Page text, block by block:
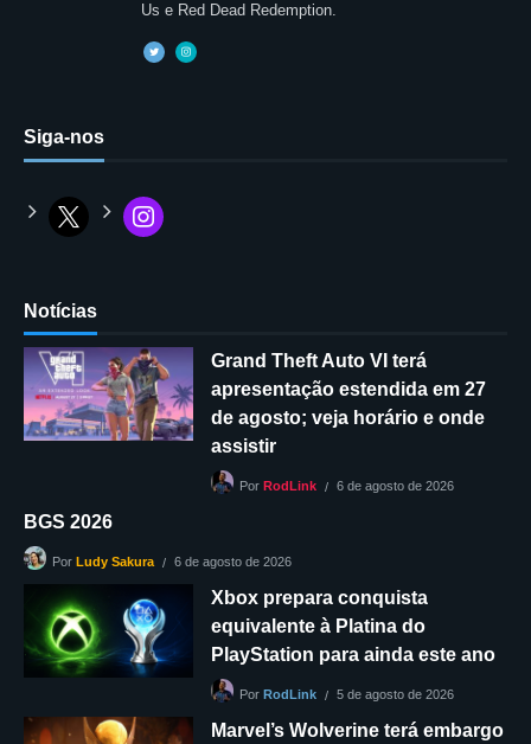
Us e Red Dead Redemption.
Siga-nos
Notícias
Grand Theft Auto VI terá
apresentação estendida em 27
de agosto; veja horário e onde
assistir
Por RodLink 6 de agosto de 2026
BGS 2026
Por Ludy Sakura 6 de agosto de 2026
Xbox prepara conquista
equivalente à Platina do
PlayStation para ainda este ano
Por RodLink 5 de agosto de 2026
Marvel’s Wolverine terá embargo